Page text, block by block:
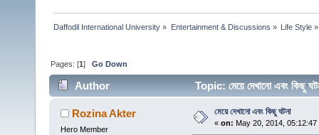
Daffodil International University » Entertainment & Discussions » Life Style»
Pages: [1]Go Down
Author Topic: মেয়ে দেখানো এবং
Rozina Akter
Hero Member
মেয়ে দেখানো এবং কিছু ঘটনা
« on: May 20, 2014, 05:12:47